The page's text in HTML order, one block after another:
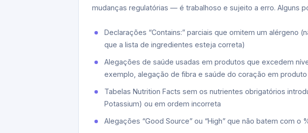
mudanças regulatórias — é trabalhoso e sujeito a erro. Alguns
Declarações “Contains:” parciais que omitem um alérgeno
que a lista de ingredientes esteja correta)
Alegações de saúde usadas em produtos que excedem
exemplo, alegação de fibra e saúde do coração em
Tabelas Nutrition Facts sem os nutrientes obrigatórios
Potassium) ou em ordem incorreta
Alegações “Good Source” ou “High” que não batem com o